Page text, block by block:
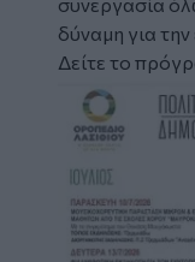
δύναμη για
Δείτε το
Image